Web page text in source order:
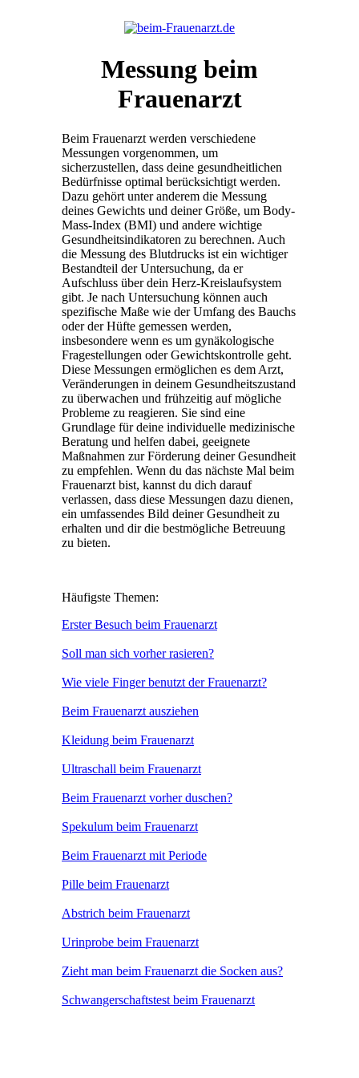
Messung beim
Frauenarzt
Beim Frauenarzt werden verschiedene
Messungen vorgenommen, um
sicherzustellen, dass deine gesundheitlichen
Bedürfnisse optimal berücksichtigt werden.
Dazu gehört unter anderem die Messung
deines Gewichts und deiner Größe, um Body-
Mass-Index (BMI) und andere wichtige
Gesundheitsindikatoren zu berechnen. Auch
die Messung des Blutdrucks ist ein wichtiger
Bestandteil der Untersuchung, da er
Aufschluss über dein Herz-Kreislaufsystem
gibt. Je nach Untersuchung können auch
spezifische Maße wie der Umfang des Bauchs
oder der Hüfte gemessen werden,
insbesondere wenn es um gynäkologische
Fragestellungen oder Gewichtskontrolle geht.
Diese Messungen ermöglichen es dem Arzt,
Veränderungen in deinem Gesundheitszustand
zu überwachen und frühzeitig auf mögliche
Probleme zu reagieren. Sie sind eine
Grundlage für deine individuelle medizinische
Beratung und helfen dabei, geeignete
Maßnahmen zur Förderung deiner Gesundheit
zu empfehlen. Wenn du das nächste Mal beim
Frauenarzt bist, kannst du dich darauf
verlassen, dass diese Messungen dazu dienen,
ein umfassendes Bild deiner Gesundheit zu
erhalten und dir die bestmögliche Betreuung
zu bieten.
Häufigste Themen:
Erster Besuch beim Frauenarzt
Soll man sich vorher rasieren?
Wie viele Finger benutzt der Frauenarzt?
Beim Frauenarzt ausziehen
Kleidung beim Frauenarzt
Ultraschall beim Frauenarzt
Beim Frauenarzt vorher duschen?
Spekulum beim Frauenarzt
Beim Frauenarzt mit Periode
Pille beim Frauenarzt
Abstrich beim Frauenarzt
Urinprobe beim Frauenarzt
Zieht man beim Frauenarzt die Socken aus?
Schwangerschaftstest beim Frauenarzt